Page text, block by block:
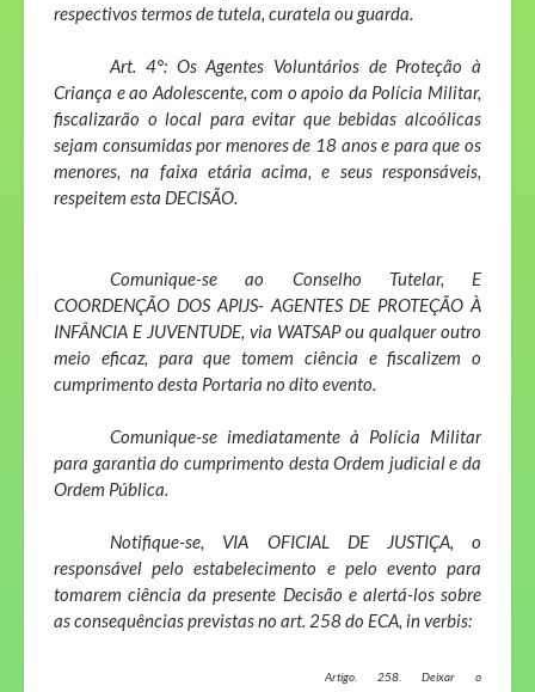
respectivos termos de tutela, curatela ou guarda.
Art. 4°: Os Agentes Voluntários de Proteção à
Criança e ao Adolescente, com o apoio da Polícia Militar,
fiscalizarão o local para evitar que bebidas alcoólicas
sejam consumidas por menores de 18 anos e para que os
menores, na faixa etária acima, e seus responsáveis,
respeitem esta DECISÃO.
Comunique-se ao Conselho Tutelar, E
COORDENÇÃO DOS APIJS- AGENTES DE PROTEÇÃO À
INFÂNCIA E JUVENTUDE, via WATSAP ou qualquer outro
meio eficaz, para que tomem ciência e fiscalizem o
cumprimento desta Portaria no dito evento.
Comunique-se imediatamente à Polícia Militar
para garantia do cumprimento desta Ordem judicial e da
Ordem Pública.
Notifique-se, VIA OFICIAL DE JUSTIÇA, o
responsável pelo estabelecimento e pelo evento para
tomarem ciência da presente Decisão e alertá-los sobre
as consequências previstas no art. 258 do ECA, in verbis:
Artigo. 258. Deixar o